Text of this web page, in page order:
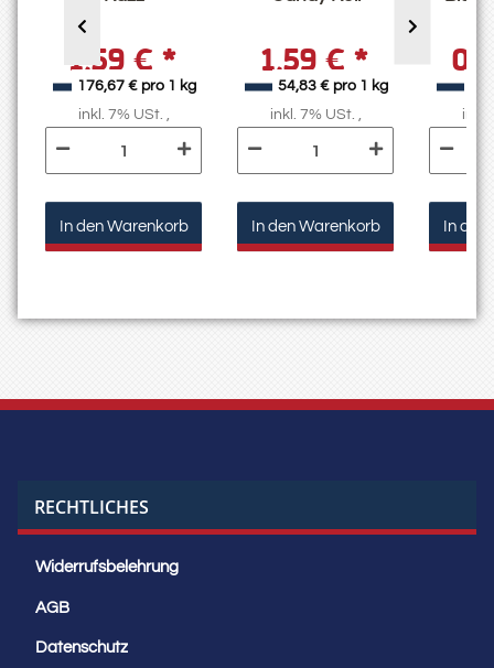
1,59 € *
176,67 € pro 1 kg
inkl. 7% USt. ,
In den Warenkorb
1,59 € *
54,83 € pro 1 kg
inkl. 7% USt. ,
In den Warenkorb
inkl.
In den
RECHTLICHES
Widerrufsbelehrung
AGB
Datenschutz